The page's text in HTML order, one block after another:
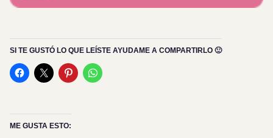
SI TE GUSTÓ LO QUE LEÍSTE AYUDAME A COMPARTIRLO 🙂
ME GUSTA ESTO: